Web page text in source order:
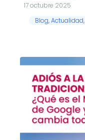
17 octubre 2025
Blog,Actualidad,